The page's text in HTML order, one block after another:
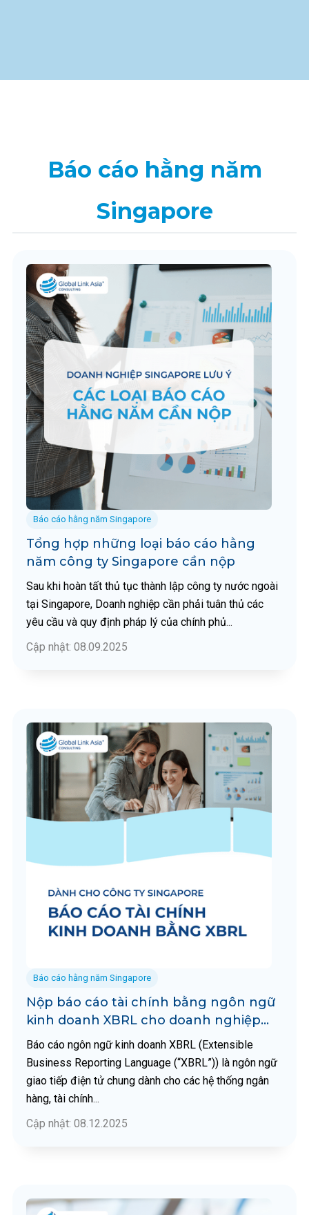
Báo cáo hằng năm
Singapore
Báo cáo hằng năm Singapore
Tổng hợp những loại báo cáo hằng
năm công ty Singapore cần nộp
Sau khi hoàn tất thủ tục thành lập công ty nước ngoài
tại Singapore, Doanh nghiệp cần phải tuân thủ các
yêu cầu và quy định pháp lý của chính phủ...
Cập nhật: 08.09.2025
Báo cáo hằng năm Singapore
Nộp báo cáo tài chính bằng ngôn ngữ
kinh doanh XBRL cho doanh nghiệp
Singapore
Báo cáo ngôn ngữ kinh doanh XBRL (Extensible
Business Reporting Language (“XBRL”)) là ngôn ngữ
giao tiếp điện tử chung dành cho các hệ thống ngân
hàng, tài chính...
Cập nhật: 08.12.2025